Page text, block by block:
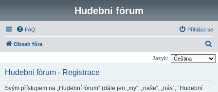
Hudební fórum
FAQ Přihlásit se
Obsah fóra
l
Jazyk:
Hudební fórum - Registrace
Svým přístupem na „Hudební fórum“ (dále jen „my“, „naše“, „nás“, “Hudební